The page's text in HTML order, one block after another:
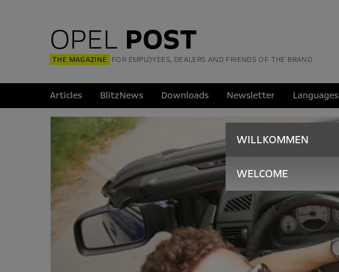
OPEL POST
THE MAGAZINE FOR EMPLOYEES, DEALERS AND FRIENDS OF THE BRAND
Articles BlitzNews Downloads Newsletter Languages
WILLKOMMEN
WELCOME